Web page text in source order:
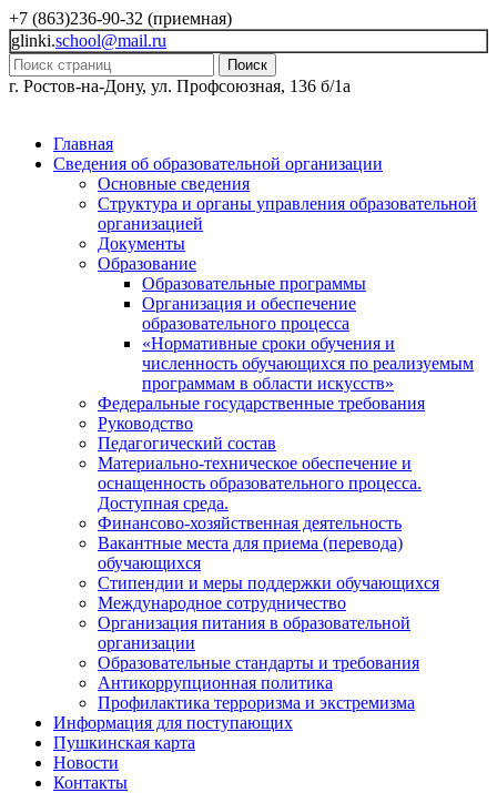
+7 (863)236-90-32 (приемная)
glinki.school@mail.ru
Поиск
г. Ростов-на-Дону, ул. Профсоюзная, 136 б/1а
Главная
Сведения об образовательной организации
Основные сведения
Структура и органы управления образовательной
организацией
Документы
Образование
Образовательные программы
Организация и обеспечение
образовательного процесса
«Нормативные сроки обучения и
численность обучающихся по реализуемым
программам в области искусств»
Федеральные государственные требования
Руководство
Педагогический состав
Материально-техническое обеспечение и
оснащенность образовательного процесса.
Доступная среда.
Финансово-хозяйственная деятельность
Вакантные места для приема (перевода)
обучающихся
Стипендии и меры поддержки обучающихся
Международное сотрудничество
Организация питания в образовательной
организации
Образовательные стандарты и требования
Антикоррупционная политика
Профилактика терроризма и экстремизма
Информация для поступающих
Пушкинская карта
Новости
Контакты